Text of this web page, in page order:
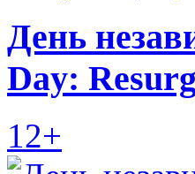
День
Day:
12+